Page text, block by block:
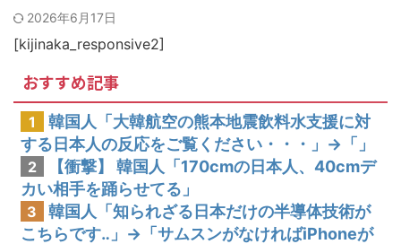
2026年6月17日
[kijinaka_responsive2]
おすすめ記事
1
韓国人「大韓航空の熊本地震飲料水支援に対
する日本人の反応をご覧ください・・・」→「」
2
【衝撃】 韓国人「170cmの日本人、40cmデ
カい相手を踊らせてる」
3
韓国人「知られざる日本だけの半導体技術が
こちらです‥」→「サムスンがなければiPhoneが